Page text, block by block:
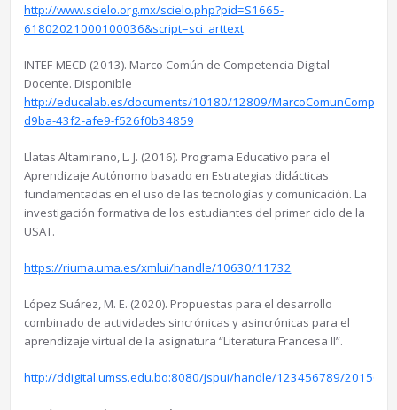
http://www.scielo.org.mx/scielo.php?pid=S1665-
61802021000100036&script=sci_arttext
INTEF-MECD (2013). Marco Común de Competencia Digital
Docente. Disponible
http://educalab.es/documents/10180/12809/
d9ba-43f2-afe9-f526f0b34859
Llatas Altamirano, L. J. (2016). Programa Educativo para el
Aprendizaje Autónomo basado en Estrategias didácticas
fundamentadas en el uso de las tecnologías y comunicación. La
investigación formativa de los estudiantes del primer ciclo de la
USAT.
https://riuma.uma.es/xmlui/handle/10630/11732
López Suárez, M. E. (2020). Propuestas para el desarrollo
combinado de actividades sincrónicas y asincrónicas para el
aprendizaje virtual de la asignatura “Literatura Francesa II”.
http://ddigital.umss.edu.bo:8080/jspui/handle/123456789/20156